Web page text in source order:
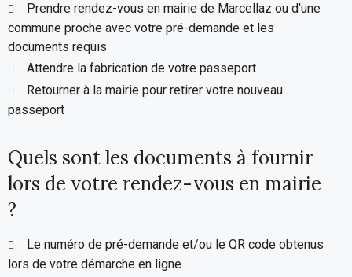
Prendre rendez-vous en mairie de Marcellaz ou d'une
commune proche avec votre pré-demande et les
documents requis
Attendre la fabrication de votre passeport
Retourner à la mairie pour retirer votre nouveau
passeport
Quels sont les documents à fournir
lors de votre rendez-vous en mairie
?
Le numéro de pré-demande et/ou le QR code obtenus
lors de votre démarche en ligne